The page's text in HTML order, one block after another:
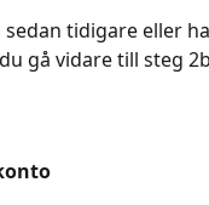
tidigare eller
gå vidare till steg